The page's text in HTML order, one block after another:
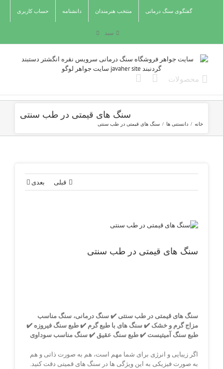
گفتگوی سنگ درمانی منتخب هنرمندان دانشنامه حساب کاربری
سبد
سنگ های قیمتی در طب سنتی
خانه / دانستنی ها / سنگ های قیمتی در طب سنتی
قبلی بعدی
View
سنگ های قیمتی در طب سنتی
سنگ های قیمتی در طب سنتی ✔️ سنگ درمانی، سنگ مناسب
مزاج گرم و خشک ✔️ سنگ های با طبع گرم ✔️ طبع سنگ فیروزه ✔️
طبع سنگ آمیتیست ✔️ طبع سنگ عقیق ✔️ سنگ مناسب سوداوی
اگر زیبایی و انرژی برای شما مهم است، هم به صورت ذاتی و هم
به صورت فیزیکی به این ویژگی ها در سنگ های قمیتی دقت کنید.